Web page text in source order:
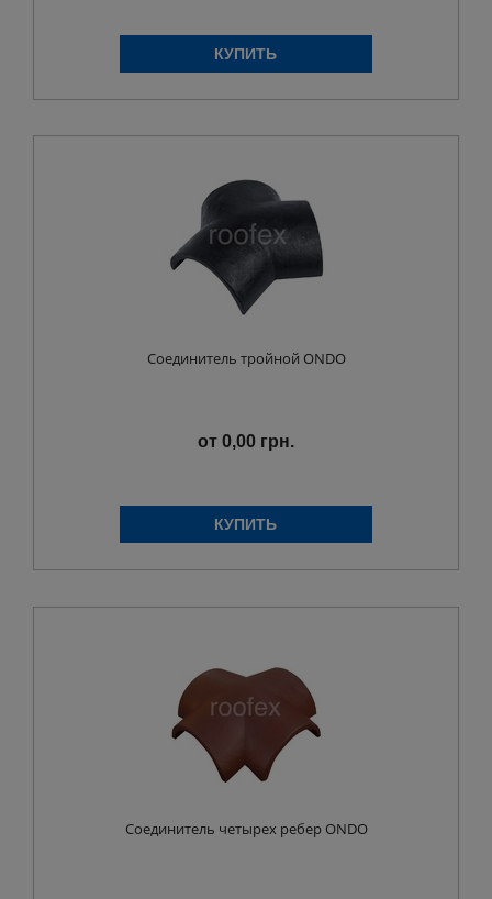
Соединитель тройной ONDO
от 0,00 грн.
Соединитель четырех ребер ONDO